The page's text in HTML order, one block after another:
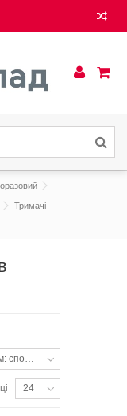
Тримачі
За рейтингом: спочатку популярні
24